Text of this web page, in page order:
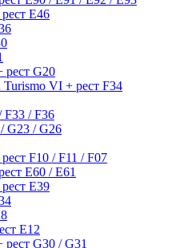
E46
G20
VI + рест F34
/ F36
G23 / G26
F10 / F11 / F07
E60 / E61
E39
E12
G30 / G31